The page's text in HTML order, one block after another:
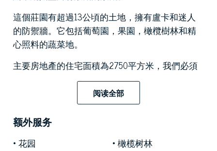
這個莊園有超過13公頃的土地，擁有盧卡和迷人
的防禦牆。它包括葡萄園，果園，橄欖樹林和精
心照料的蔬菜地。
主要房地產的住宅面積為2750平方米，我們必須
在其中增加約1000平方米的全景露台。
其明亮寬敞的客房擁有非凡的材料和無可挑剔的
風格，這是精美的室內設計作品的結果。它由三
個寬敞的大廳組成，其中兩個分別位於一樓的西
側和東側，三個主臥，一個書房，一個專業廚
阅读全部
额外服务
花园
橄榄树林